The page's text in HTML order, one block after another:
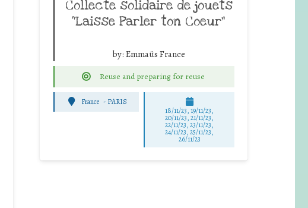
Collecte solidaire de jouets
“Laisse Parler ton Coeur”
by: Emmaüs France
Reuse and preparing for reuse
France - PARIS
18/11/23, 19/11/23,
20/11/23, 21/11/23,
22/11/23, 23/11/23,
24/11/23, 25/11/23,
26/11/23